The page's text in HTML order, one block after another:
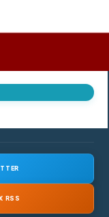
RSS